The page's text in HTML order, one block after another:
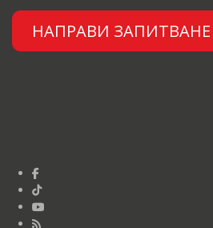
НАПРАВИ ЗАПИТВАНЕ